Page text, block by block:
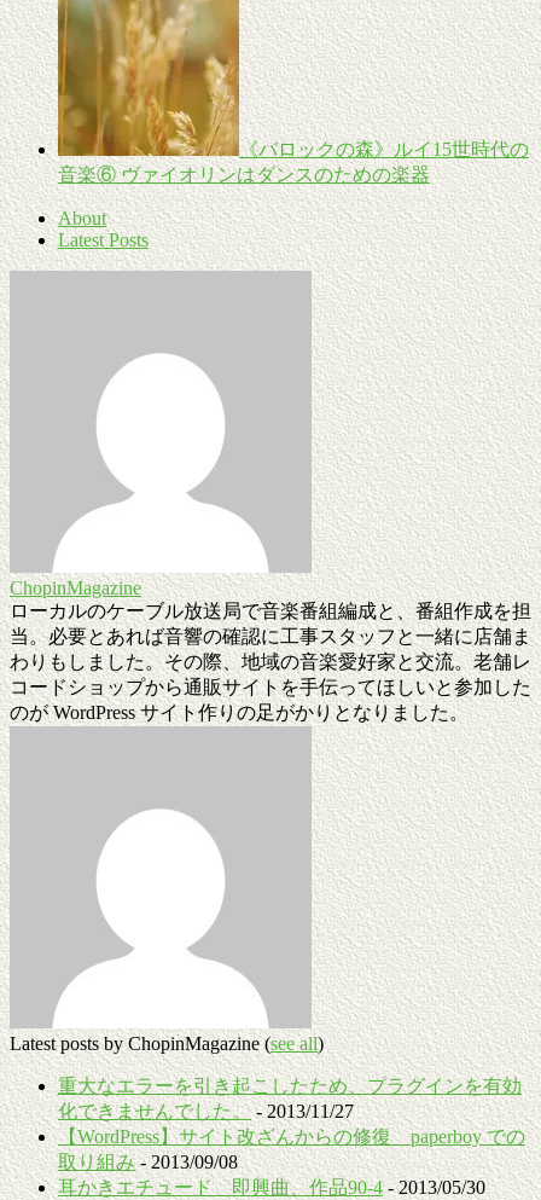
《バロックの森》ルイ15世時代の
音楽⑥ ヴァイオリンはダンスのための楽器
About
Latest Posts
ChopinMagazine
ローカルのケーブル放送局で音楽番組編成と、番組作成を担
当。必要とあれば音響の確認に工事スタッフと一緒に店舗ま
わりもしました。その際、地域の音楽愛好家と交流。老舗レ
コードショップから通販サイトを手伝ってほしいと参加した
のが WordPress サイト作りの足がかりとなりました。
Latest posts by ChopinMagazine(see all)
重大なエラーを引き起こしたため、プラグインを有効
化できませんでした。- 2013/11/27
【WordPress】サイト改ざんからの修復 paperboy での
取り組み- 2013/09/08
耳かきエチュード 即興曲、作品90-4- 2013/05/30